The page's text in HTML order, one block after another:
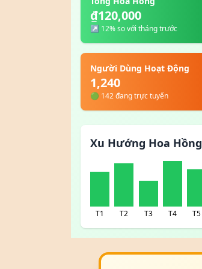
₫120,000
↗ 12% so với tháng trước
Người Dùng Hoạt Động
1,240
🟢 142 đang trực tuyến
Xu Hướng Hoa Hồng
T1 T2 T3 T4 T5